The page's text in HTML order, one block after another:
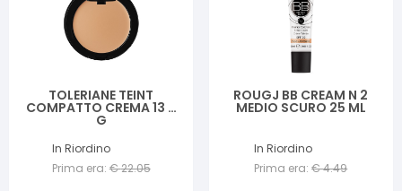
TOLERIANE TEINT
COMPATTO CREMA 13 9
G
In Riordino
Prima era: €22.05
ROUGJ BB CREAM N 2
MEDIO SCURO 25 ML
In Riordino
Prima era: €4.49